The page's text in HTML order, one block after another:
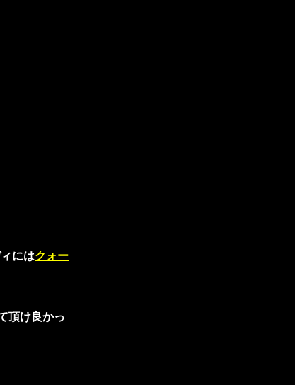
にはクォー
頂け良かっ